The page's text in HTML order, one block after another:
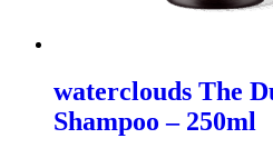
waterclouds The
Shampoo – 250ml